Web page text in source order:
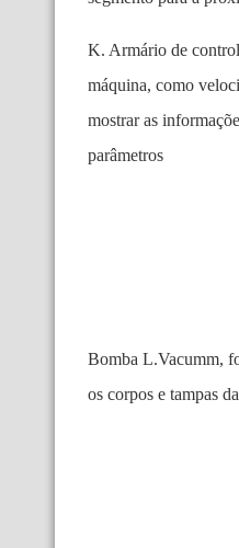
K. Armário de
máquina, como
mostrar as
parâmetros
Bomba L.Vacumm,
os corpos e tampas